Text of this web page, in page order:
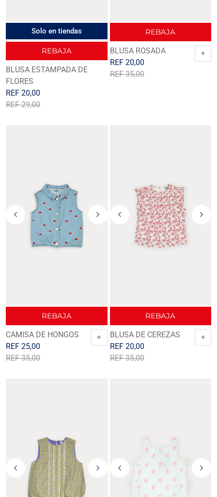
Solo en tiendas
REBAJA
BLUSA ESTAMPADA DE
FLORES
REF29,00
REF 20,00
REBAJA
BLUSA ROSADA
REF35,00
REF 20,00
+
REBAJA
CAMISA DE HONGOS
REF35,00
REF 25,00
+
REBAJA
BLUSA DE CEREZAS
REF35,00
REF 20,00
+